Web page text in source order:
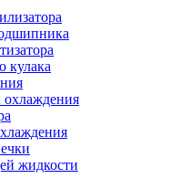
кулака
жидкости